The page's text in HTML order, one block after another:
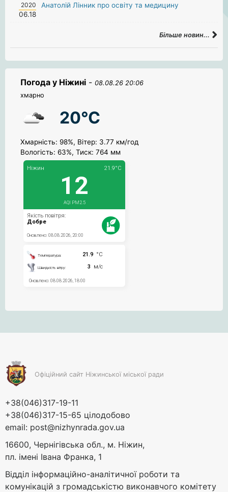
2020
06.18
Анатолій Лінник про освіту та медицину
Більше новин...
Погода у Ніжині - 08.08.26 20:06
хмарно
20°C
Хмарність: 98%, Вітер: 3.77 км/год
Вологість: 63%, Тиск: 764 мм
Офіційний сайт Ніжинської міської ради
+38(046)317-19-11
+38(046)317-15-65 цілодобово
email: post@nizhynrada.gov.ua
16600, Чернігівська обл., м. Ніжин,
пл. імені Івана Франка, 1
Відділ інформаційно-аналітичної роботи та
комунікацій з громадськістю виконавчого комітету